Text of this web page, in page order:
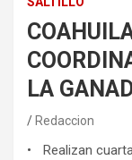
LA
Redaccion
• ⁠ ⁠ Realizan